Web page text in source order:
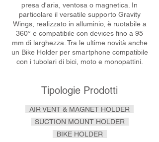
presa d'aria, ventosa o magnetica. In
particolare il versatile supporto Gravity
Wings, realizzato in alluminio, è ruotabile a
360° e compatibile con devices fino a 95
mm di larghezza. Tra le ultime novità anche
un Bike Holder per smartphone compatibile
con i tubolari di bici, moto e monopattini.
Tipologie Prodotti
AIR VENT & MAGNET HOLDER
SUCTION MOUNT HOLDER
BIKE HOLDER